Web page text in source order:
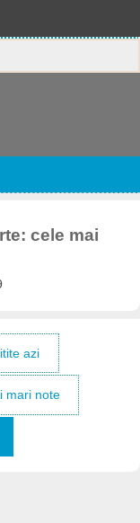
cele mai
azi
mari note